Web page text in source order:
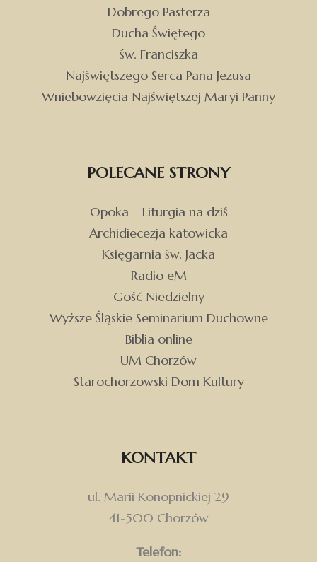
Dobrego Pasterza
Ducha Świętego
św. Franciszka
Najświętszego Serca Pana Jezusa
Wniebowzięcia Najświętszej Maryi Panny
POLECANE STRONY
Opoka – Liturgia na dziś
Archidiecezja katowicka
Księgarnia św. Jacka
Radio eM
Gość Niedzielny
Wyższe Śląskie Seminarium Duchowne
Biblia online
UM Chorzów
Starochorzowski Dom Kultury
KONTAKT
ul. Marii Konopnickiej 29
41-500 Chorzów
Telefon: